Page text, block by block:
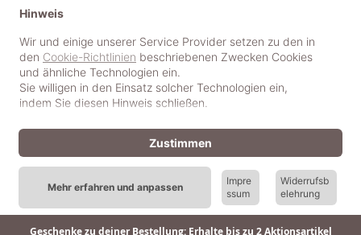
Geschenke zu deiner Bestellung: Erhalte bis zu 2 Aktionsartikel
© 2018-2025 dekoster GmbH
Hinweis
Wir und einige unserer Service Provider setzen zu den in
den Cookie-Richtlinien beschriebenen Zwecken Cookies
und ähnliche Technologien ein.
Sie willigen in den Einsatz solcher Technologien ein,
indem Sie diesen Hinweis schließen.
Mehr erfahren und anpassen
Impre
ssum
Widerrufsb
elehrung
Zustimmen